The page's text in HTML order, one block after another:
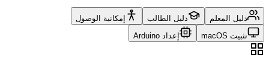
دليل المعلم دليل الطالب
إمكانية الوصول
تثبيت macOS
إعداد Arduino